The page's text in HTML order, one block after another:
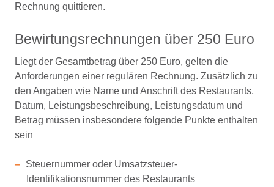
Rechnung quittieren.
Bewirtungsrechnungen über 250 Euro
Liegt der Gesamtbetrag über 250 Euro, gelten die
Anforderungen einer regulären Rechnung. Zusätzlich zu
den Angaben wie Name und Anschrift des Restaurants,
Datum, Leistungsbeschreibung, Leistungsdatum und
Betrag müssen insbesondere folgende Punkte enthalten
sein
Steuernummer oder Umsatzsteuer-
Identifikationsnummer des Restaurants